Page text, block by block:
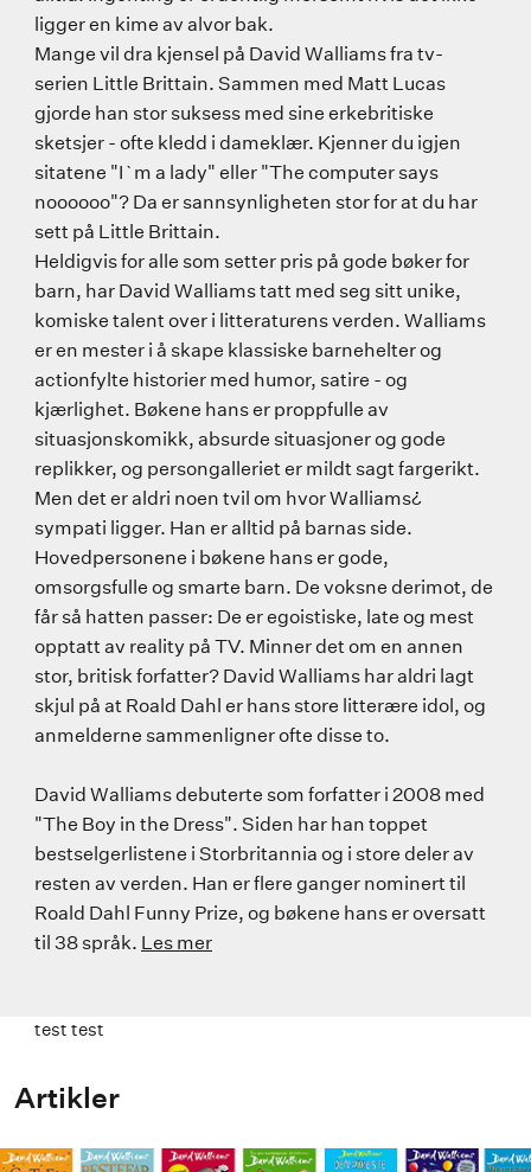
ligger en kime av alvor bak.
Mange vil dra kjensel på David Walliams fra tv-
serien Little Brittain. Sammen med Matt Lucas
gjorde han stor suksess med sine erkebritiske
sketsjer - ofte kledd i dameklær. Kjenner du igjen
sitatene "I`m a lady" eller "The computer says
noooooo"? Da er sannsynligheten stor for at du har
sett på Little Brittain.
Heldigvis for alle som setter pris på gode bøker for
barn, har David Walliams tatt med seg sitt unike,
komiske talent over i litteraturens verden. Walliams
er en mester i å skape klassiske barnehelter og
actionfylte historier med humor, satire - og
kjærlighet. Bøkene hans er proppfulle av
situasjonskomikk, absurde situasjoner og gode
replikker, og persongalleriet er mildt sagt fargerikt.
Men det er aldri noen tvil om hvor Walliams¿
sympati ligger. Han er alltid på barnas side.
Hovedpersonene i bøkene hans er gode,
omsorgsfulle og smarte barn. De voksne derimot, de
får så hatten passer: De er egoistiske, late og mest
opptatt av reality på TV. Minner det om en annen
stor, britisk forfatter? David Walliams har aldri lagt
skjul på at Roald Dahl er hans store litterære idol, og
anmelderne sammenligner ofte disse to.
David Walliams debuterte som forfatter i 2008 med
"The Boy in the Dress". Siden har han toppet
bestselgerlistene i Storbritannia og i store deler av
resten av verden. Han er flere ganger nominert til
Roald Dahl Funny Prize, og bøkene hans er oversatt
til 38 språk. Les mer
test test
Artikler